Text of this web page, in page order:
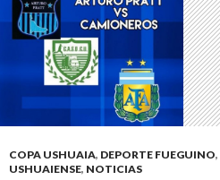
COPA USHUAIA, DEPORTE FUEGUINO,
USHUAIENSE, NOTICIAS